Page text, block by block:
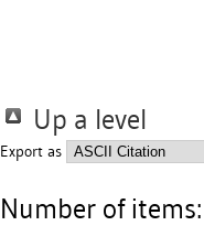
Up a level
Export as
Number of